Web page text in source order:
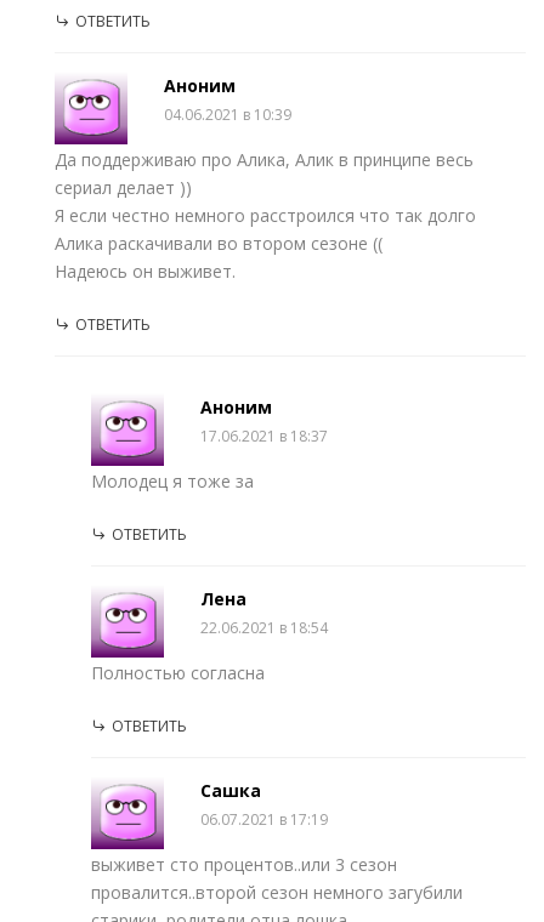
ОТВЕТИТЬ
Аноним
04.06.2021 в 10:39
Да поддерживаю про Алика, Алик в принципе весь
сериал делает ))
Я если честно немного расстроился что так долго
Алика раскачивали во втором сезоне ((
Надеюсь он выживет.
ОТВЕТИТЬ
Аноним
17.06.2021 в 18:37
Молодец я тоже за
ОТВЕТИТЬ
Лена
22.06.2021 в 18:54
Полностью согласна
ОТВЕТИТЬ
Сашка
06.07.2021 в 17:19
выживет сто процентов..или 3 сезон
провалится..второй сезон немного загубили